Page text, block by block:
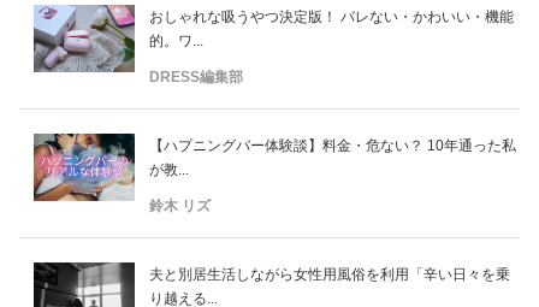
おしゃれな吸うやつ決定版！ バレない・かわいい・機能
的。ワ...
DRESS編集部
【ハプニングバー体験談】料金・危ない？ 10年通った私
が教...
鈴木 リズ
夫と別居生活しながら女性用風俗を利用「辛い日々を乗
り越える...